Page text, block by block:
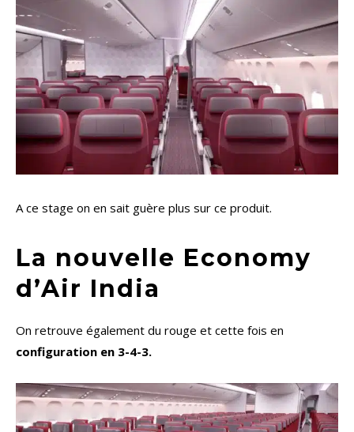
A ce stage on en sait guère plus sur ce produit.
La nouvelle Economy
d’Air India
On retrouve également du rouge et cette fois en
configuration en 3-4-3.